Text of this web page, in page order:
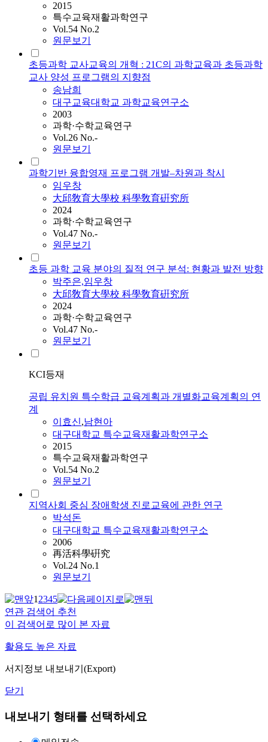
2015
특수교육재활과학연구
Vol.54 No.2
원문보기
초등과학 교사교육의 개혁 : 21C의 과학교육과 초등과학
교사 양성 프로그램의 지향점
송남희
대구교육대학교 과학교육연구소
2003
과학·수학교육연구
Vol.26 No.-
원문보기
과학기반 융합영재 프로그램 개발–차원과 착시
임우창
大邱敎育大學校 科學敎育硏究所
2024
과학·수학교육연구
Vol.47 No.-
원문보기
초등 과학 교육 분야의 질적 연구 분석: 현황과 발전 방향
박주은,임우창
大邱敎育大學校 科學敎育硏究所
2024
과학·수학교육연구
Vol.47 No.-
원문보기
KCI등재
공립 유치원 특수학급 교육계획과 개별화교육계획의 연
계
이효신,남현아
대구대학교 특수교육재활과학연구소
2015
특수교육재활과학연구
Vol.54 No.2
원문보기
지역사회 중심 장애학생 진로교육에 관한 연구
박석돈
대구대학교 특수교육재활과학연구소
2006
再活科學硏究
Vol.24 No.1
원문보기
12345
연관 검색어 추천
이 검색어로 많이 본 자료
활용도 높은 자료
서지정보 내보내기(Export)
닫기
내보내기 형태를 선택하세요